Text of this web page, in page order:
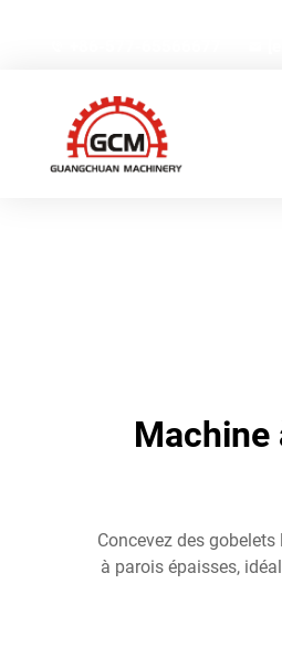
Machine
Concevez des
à parois épaisses,